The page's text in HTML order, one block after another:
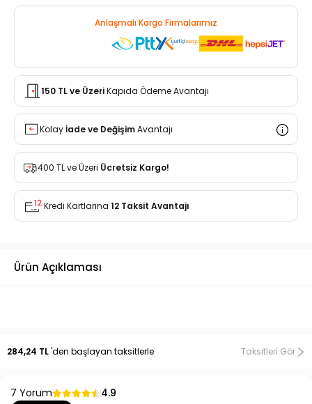
Anlaşmalı Kargo Firmalarımız
150 TL ve ÜzeriKapıda Ödeme Avantajı
Kolayİade ve DeğişimAvantajı
400 TL ve Üzeri Ücretsiz Kargo!
Kredi Kartlarına 12 Taksit Avantajı
Ürün Açıklaması
284,24 TL'den başlayan taksitlerle Taksitleri Gör
7 Yorum 4.9